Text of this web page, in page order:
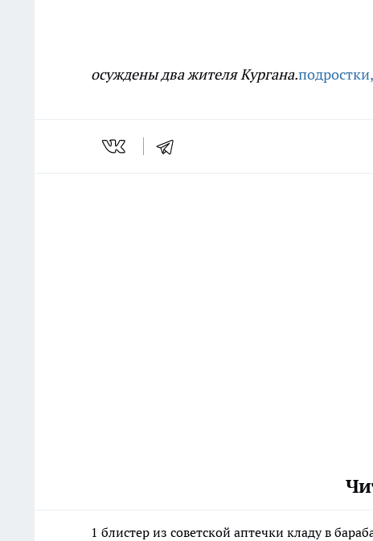
осуждены два жителя Кургана.подростки,
1 блистер из советской аптечки кладу в